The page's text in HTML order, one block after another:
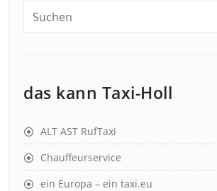
das kann Taxi-Holl
ALT AST RufTaxi
Chauffeurservice
ein Europa – ein taxi.eu